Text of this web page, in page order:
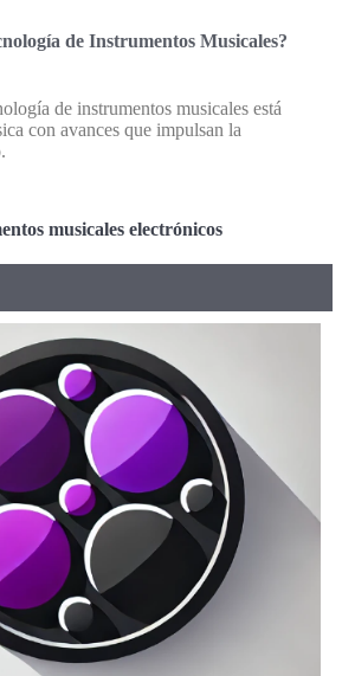
de Instrumentos Musicales?
de instrumentos musicales está
con avances que impulsan la
musicales electrónicos